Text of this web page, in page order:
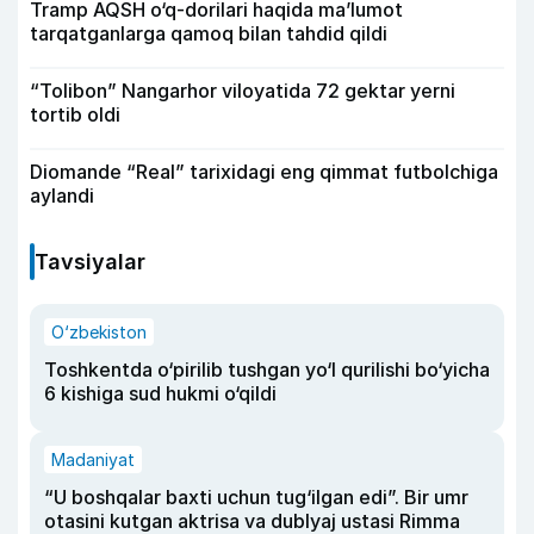
Tramp AQSH o‘q-dorilari haqida ma’lumot
tarqatganlarga qamoq bilan tahdid qildi
“Tolibon” Nangarhor viloyatida 72 gektar yerni
tortib oldi
Diomande “Real” tarixidagi eng qimmat futbolchiga
aylandi
Tavsiyalar
O‘zbekiston
Toshkentda o‘pirilib tushgan yo‘l qurilishi bo‘yicha
6 kishiga sud hukmi o‘qildi
Madaniyat
“U boshqalar baxti uchun tug‘ilgan edi”. Bir umr
otasini kutgan aktrisa va dublyaj ustasi Rimma